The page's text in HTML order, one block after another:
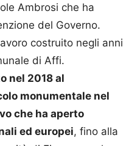
Ambrosi che ha
del Governo.
costruito negli anni
di Affi.
nel 2018 al
monumentale nel
che ha aperto
ed europei, fino alla